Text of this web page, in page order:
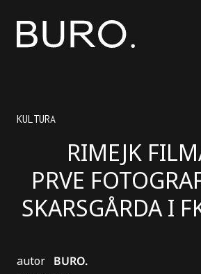
KULTURA
RIMEJK
PRVE
SKARSGÅRDA I
autor BURO.